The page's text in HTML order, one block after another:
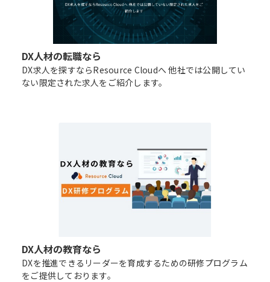
DX人材の転職なら
DX求人を探すならResource Cloudへ 他社では公開してい
ない限定された求人をご紹介します。
DX人材の教育なら
DXを推進できるリーダーを育成するための研修プログラム
をご提供しております。